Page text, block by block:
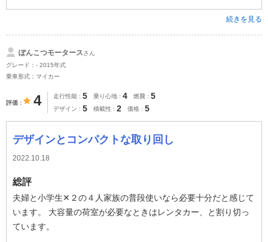
続きを見る
ぽんこつモータースさん
グレード：- 2015年式
乗車形式：マイカー
評価 4 走行性能 5 乗り心地 4 燃費 5
デザイン 5 積載性 2 価格 5
デザインとコンパクトな取り回し
2022.10.18
総評
夫婦と小学生✕２の４人家族の普段使いなら必要十分だと感じて
います。 大容量の荷室が必要なときはレンタカー、と割り切っ
ています。